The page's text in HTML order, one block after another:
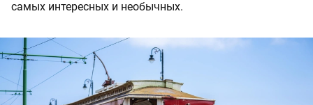
самых интересных и необычных.